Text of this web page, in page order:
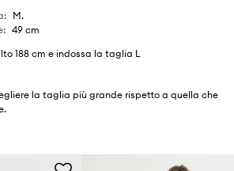
: M.
: 49 cm
188 cm e indossa la taglia L
la taglia più grande rispetto a quella che